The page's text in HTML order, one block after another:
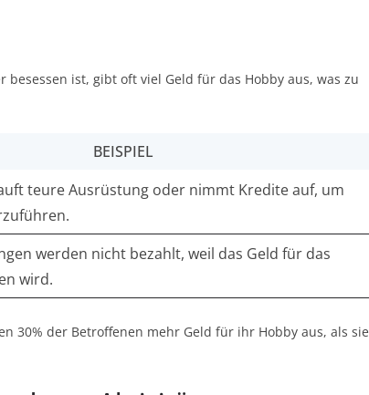
ist, gibt oft viel Geld für das Hobby aus, was zu
BEISPIEL
teure Ausrüstung oder nimmt Kredite auf, um
werden nicht bezahlt, weil das Geld für das
wird.
30% der Betroffenen mehr Geld für ihr Hobby aus, als sie